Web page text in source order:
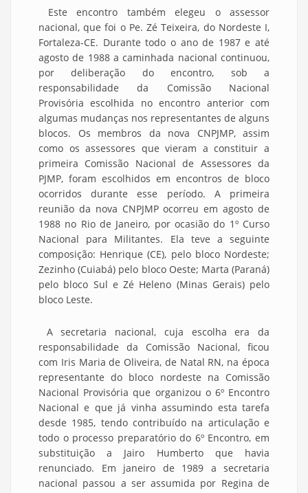
Este encontro também elegeu o assessor
nacional, que foi o Pe. Zé Teixeira, do Nordeste I,
Fortaleza-CE. Durante todo o ano de 1987 e até
agosto de 1988 a caminhada nacional continuou,
por deliberação do encontro, sob a
responsabilidade da Comissão Nacional
Provisória escolhida no encontro anterior com
algumas mudanças nos representantes de alguns
blocos. Os membros da nova CNPJMP, assim
como os assessores que vieram a constituir a
primeira Comissão Nacional de Assessores da
PJMP, foram escolhidos em encontros de bloco
ocorridos durante esse período. A primeira
reunião da nova CNPJMP ocorreu em agosto de
1988 no Rio de Janeiro, por ocasião do 1º Curso
Nacional para Militantes. Ela teve a seguinte
composição: Henrique (CE), pelo bloco Nordeste;
Zezinho (Cuiabá) pelo bloco Oeste; Marta (Paraná)
pelo bloco Sul e Zé Heleno (Minas Gerais) pelo
bloco Leste.
A secretaria nacional, cuja escolha era da
responsabilidade da Comissão Nacional, ficou
com Iris Maria de Oliveira, de Natal RN, na época
representante do bloco nordeste na Comissão
Nacional Provisória que organizou o 6º Encontro
Nacional e que já vinha assumindo esta tarefa
desde 1985, tendo contribuído na articulação e
todo o processo preparatório do 6º Encontro, em
substituição a Jairo Humberto que havia
renunciado. Em janeiro de 1989 a secretaria
nacional passou a ser assumida por Regina de